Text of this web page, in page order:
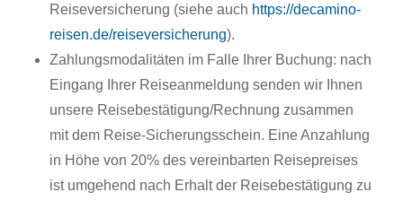
Reiseversicherung (siehe auch https://decamino-
reisen.de/reiseversicherung).
Zahlungsmodalitäten im Falle Ihrer Buchung: nach
Eingang Ihrer Reiseanmeldung senden wir Ihnen
unsere Reisebestätigung/Rechnung zusammen
mit dem Reise-Sicherungsschein. Eine Anzahlung
in Höhe von 20% des vereinbarten Reisepreises
ist umgehend nach Erhalt der Reisebestätigung zu